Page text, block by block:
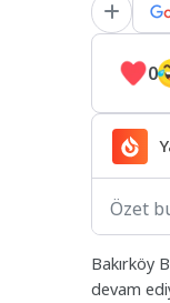
0
Özet
Bakırköy
devam